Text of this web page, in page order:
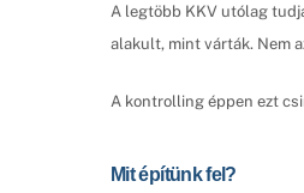
A legtöbb KKV utólag
alakult, mint várták. Nem
A kontrolling éppen ezt
Mit építünk fel?